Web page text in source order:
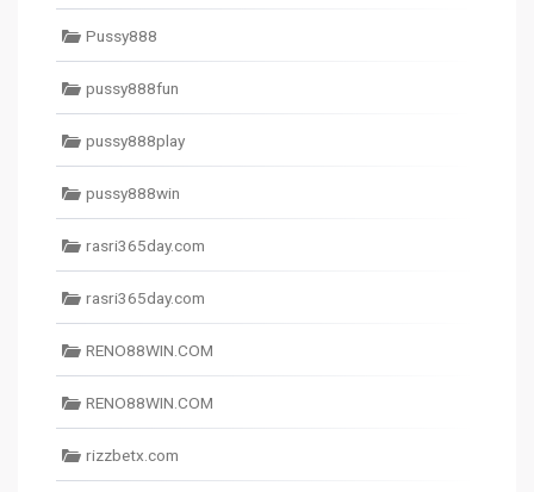
Pussy888
pussy888fun
pussy888play
pussy888win
rasri365day.com
rasri365day.com
RENO88WIN.COM
RENO88WIN.COM
rizzbetx.com